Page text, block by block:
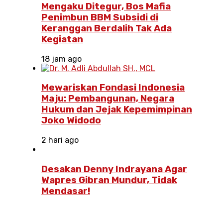
Mengaku Ditegur, Bos Mafia
Penimbun BBM Subsidi di
Keranggan Berdalih Tak Ada
Kegiatan
18 jam ago
Mewariskan Fondasi Indonesia
Maju: Pembangunan, Negara
Hukum dan Jejak Kepemimpinan
Joko Widodo
2 hari ago
Desakan Denny Indrayana Agar
Wapres Gibran Mundur, Tidak
Mendasar!